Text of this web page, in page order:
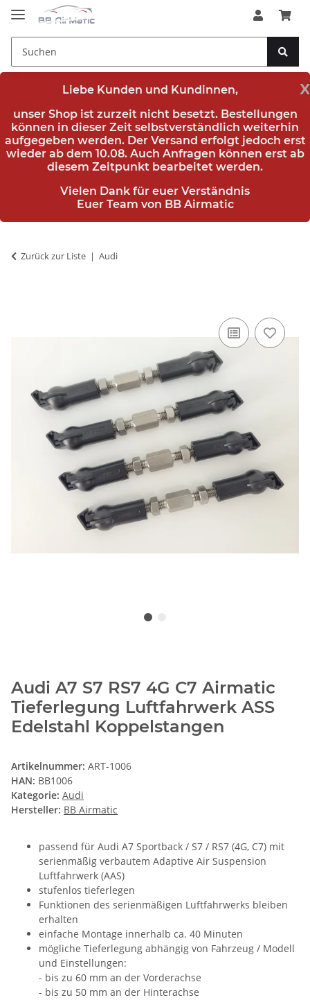
x
Liebe Kunden und Kundinnen,
unser Shop ist zurzeit nicht besetzt. Bestellungen
können in dieser Zeit selbstverständlich weiterhin
aufgegeben werden. Der Versand erfolgt jedoch erst
wieder ab dem 10.08. Auch Anfragen können erst ab
diesem Zeitpunkt bearbeitet werden.
Vielen Dank für euer Verständnis
Euer Team von BB Airmatic
Zurück zur Liste Audi
Audi A7 S7 RS7 4G C7 Airmatic
Tieferlegung Luftfahrwerk ASS
Edelstahl Koppelstangen
Artikelnummer: ART-1006
HAN: BB1006
Kategorie: Audi
Hersteller: BB Airmatic
passend für Audi A7 Sportback / S7 / RS7 (4G, C7) mit
serienmäßig verbautem Adaptive Air Suspension
Luftfahrwerk (AAS)
stufenlos tieferlegen
Funktionen des serienmäßigen Luftfahrwerks bleiben
erhalten
einfache Montage innerhalb ca. 40 Minuten
mögliche Tieferlegung abhängig von Fahrzeug / Modell
und Einstellungen:
- bis zu 60 mm an der Vorderachse
- bis zu 50 mm an der Hinterachse